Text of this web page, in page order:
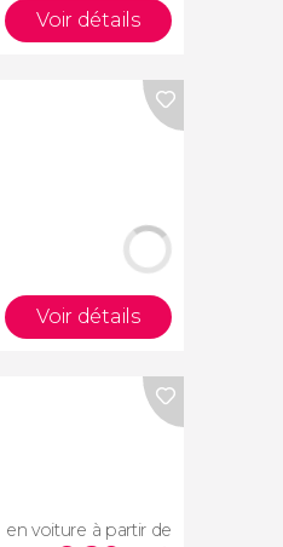
Voir détails
Voir détails
en voiture à partir de